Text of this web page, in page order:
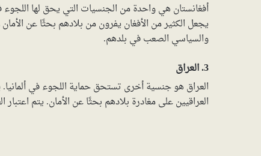
أفغانستان هي واحدة من الجنسيات التي يحق لها اللجوء
يجعل الكثير من الأفغان يفرون من بلادهم بحثًا عن
والسياسي الصعب في بلدهم.
3. العراق
العراق هو جنسية أخرى تستحق حماية اللجوء في ألمانيا.
العراقيين على مغادرة بلادهم بحثًا عن الأمان. يتم